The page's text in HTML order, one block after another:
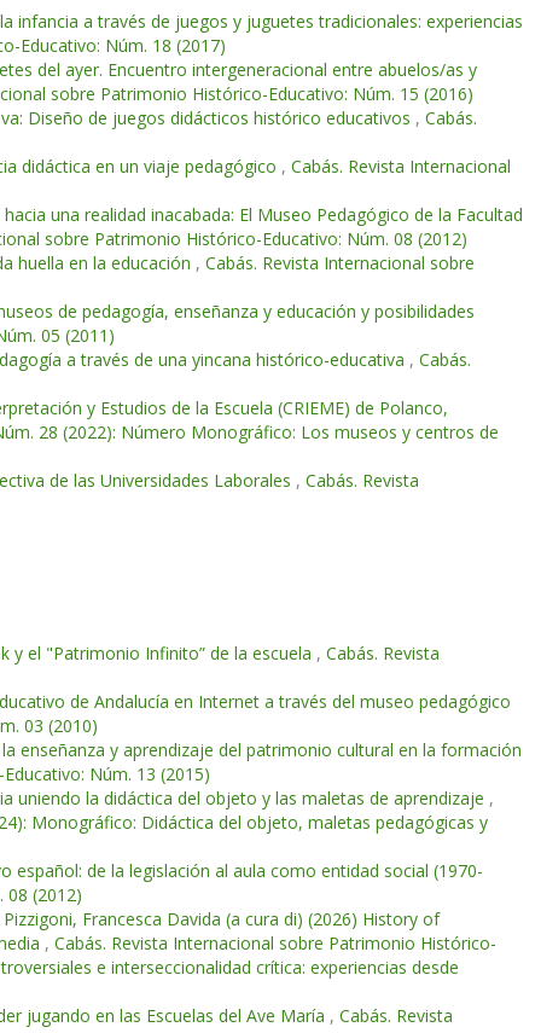
infancia a través de juegos y juguetes tradicionales: experiencias
Educativo: Núm. 18 (2017)
del ayer. Encuentro intergeneracional entre abuelos/as y
sobre Patrimonio Histórico-Educativo: Núm. 15 (2016)
Diseño de juegos didácticos histórico educativos , Cabás.
didáctica en un viaje pedagógico , Cabás. Revista Internacional
hacia una realidad inacabada: El Museo Pedagógico de la Facultad
sobre Patrimonio Histórico-Educativo: Núm. 08 (2012)
huella en la educación , Cabás. Revista Internacional sobre
de pedagogía, enseñanza y educación y posibilidades
05 (2011)
a través de una yincana histórico-educativa , Cabás.
y Estudios de la Escuela (CRIEME) de Polanco,
28 (2022): Número Monográfico: Los museos y centros de
de las Universidades Laborales , Cabás. Revista
y el "Patrimonio Infinito” de la escuela , Cabás. Revista
de Andalucía en Internet a través del museo pedagógico
03 (2010)
enseñanza y aprendizaje del patrimonio cultural en la formación
Núm. 13 (2015)
uniendo la didáctica del objeto y las maletas de aprendizaje ,
Monográfico: Didáctica del objeto, maletas pedagógicas y
español: de la legislación al aula como entidad social (1970-
08 (2012)
Francesca Davida (a cura di) (2026) History of
, Cabás. Revista Internacional sobre Patrimonio Histórico-
e interseccionalidad crítica: experiencias desde
jugando en las Escuelas del Ave María , Cabás. Revista